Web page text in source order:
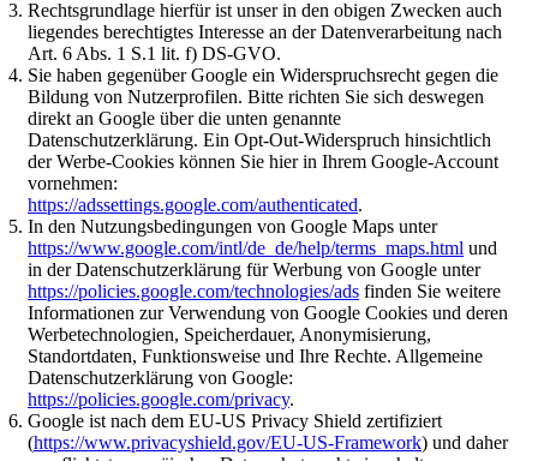
Rechtsgrundlage hierfür ist unser in den obigen Zwecken auch
liegendes berechtigtes Interesse an der Datenverarbeitung nach
Art. 6 Abs. 1 S.1 lit. f) DS-GVO.
Sie haben gegenüber Google ein Widerspruchsrecht gegen die
Bildung von Nutzerprofilen. Bitte richten Sie sich deswegen
direkt an Google über die unten genannte
Datenschutzerklärung. Ein Opt-Out-Widerspruch hinsichtlich
der Werbe-Cookies können Sie hier in Ihrem Google-Account
vornehmen:
https://adssettings.google.com/authenticated.
In den Nutzungsbedingungen von Google Maps unter
https://www.google.com/intl/de_de/help/terms_maps.html und
in der Datenschutzerklärung für Werbung von Google unter
https://policies.google.com/technologies/ads finden Sie weitere
Informationen zur Verwendung von Google Cookies und deren
Werbetechnologien, Speicherdauer, Anonymisierung,
Standortdaten, Funktionsweise und Ihre Rechte. Allgemeine
Datenschutzerklärung von Google:
https://policies.google.com/privacy.
Google ist nach dem EU-US Privacy Shield zertifiziert
(https://www.privacyshield.gov/EU-US-Framework) und daher